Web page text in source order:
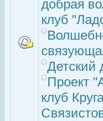
добрая
клуб
Проект
клуб